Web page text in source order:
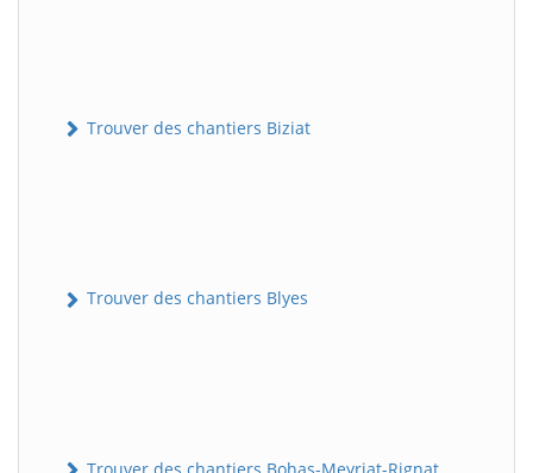
Trouver des chantiers Biziat
Trouver des chantiers Blyes
Trouver des chantiers Bohas-Meyriat-Rignat